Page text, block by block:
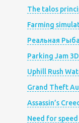
The talos
Farming
Реальная
Parking Jam 3D
Uphill Rush
Grand Theft
Assassin’s
Need for